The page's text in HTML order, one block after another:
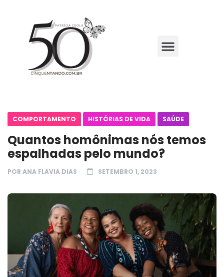
COMPORTAMENTO HISTÓRIAS DE VIDA SAÚDE
Quantos homônimas nós temos
espalhadas pelo mundo?
POR ANA FLAVIA DIAS SETEMBRO 1, 2023